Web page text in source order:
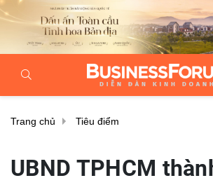
Trang chủ Tiêu điểm
UBND TPHCM